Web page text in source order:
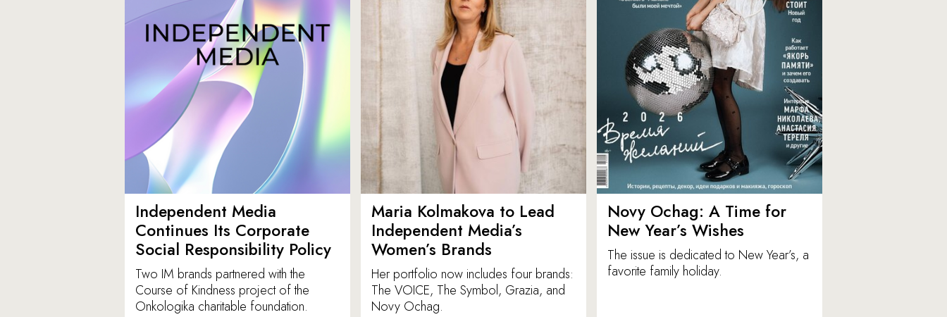
Independent Media
Continues Its Corporate
Social Responsibility Policy
Two IM brands partnered with the
Course of Kindness project of the
Onkologika charitable foundation.
Maria Kolmakova to Lead
Independent Media’s
Women’s Brands
Her portfolio now includes four brands:
The VOICE, The Symbol, Grazia, and
Novy Ochag.
Novy Ochag: A Time for
New Year’s Wishes
The issue is dedicated to New Year’s, a
favorite family holiday.